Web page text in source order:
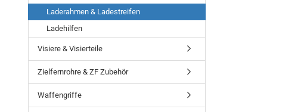
Laderahmen & Ladestreifen
Ladehilfen
Visiere & Visierteile
Zielfernrohre & ZF Zubehör
Waffengriffe